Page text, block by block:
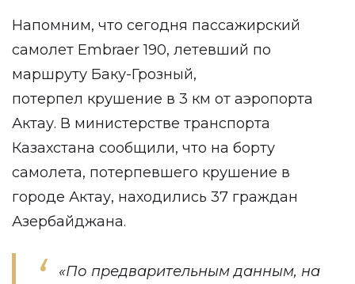
Напомним, что сегодня пассажирский
самолет Embraer 190, летевший по
маршруту Баку-Грозный,
потерпел крушение в 3 км от аэропорта
Актау. В министерстве транспорта
Казахстана сообщили, что на борту
самолета, потерпевшего крушение в
городе Актау, находились 37 граждан
Азербайджана.
«По предварительным данным, на